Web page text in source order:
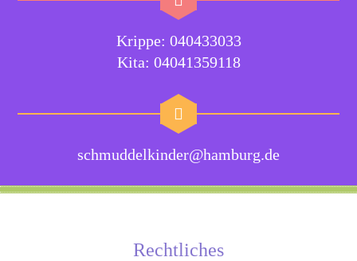
Krippe: 040433033
Kita: 04041359118
schmuddelkinder@hamburg.de
Rechtliches